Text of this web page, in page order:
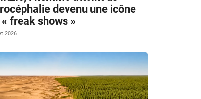
devenu une icône
freak shows »
2026